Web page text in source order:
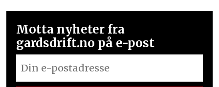
Motta nyheter fra
gardsdrift.no på e-post